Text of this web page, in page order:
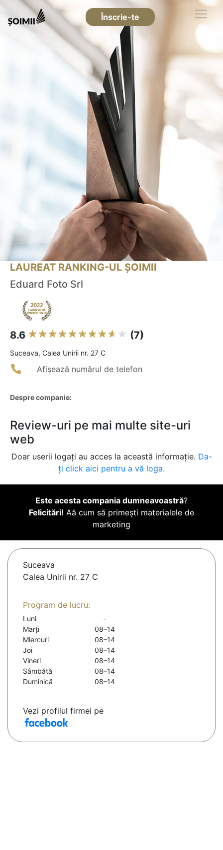
Înscrie-te
LAUREAT RANKING-UL ȘOIMII
Eduard Foto Srl
8.6 (7)
Suceava, Calea Unirii nr. 27 C
Afișează numărul de telefon
Despre companie:
Review-uri pe mai multe site-uri
web
Doar userii logați au acces la această informație. Da-
ți click aici pentru a vă loga.
Este acesta compania dumneavoastră?
Felicitări! Aă cum să primești materialele de
marketing
Suceava
Calea Unirii nr. 27 C
Program de lucru:
Luni
-
Marți
08–14
Miercuri
08–14
Joi
08–14
Vineri
08–14
Sâmbătă
08–14
Duminică
08–14
Vezi profilul firmei pe